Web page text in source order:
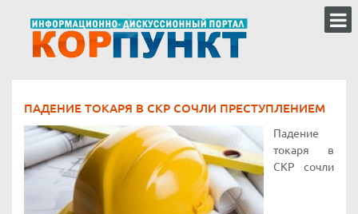
ПАДЕНИЕ ТОКАРЯ В СКР СОЧЛИ ПРЕСТУПЛЕНИЕМ
Падение
токаря в
СКР сочли